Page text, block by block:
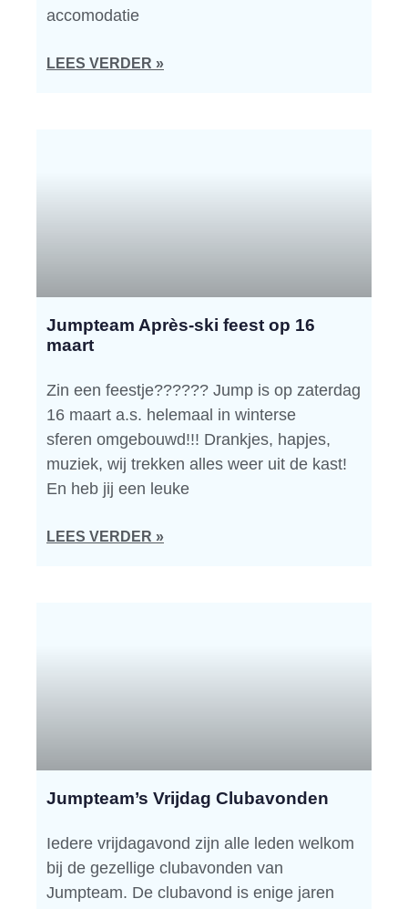
accomodatie
LEES VERDER »
Jumpteam Après-ski feest op 16
maart
Zin een feestje?????? Jump is op zaterdag
16 maart a.s. helemaal in winterse
sferen omgebouwd!!! Drankjes, hapjes,
muziek, wij trekken alles weer uit de kast!
En heb jij een leuke
LEES VERDER »
Jumpteam’s Vrijdag Clubavonden
Iedere vrijdagavond zijn alle leden welkom
bij de gezellige clubavonden van
Jumpteam. De clubavond is enige jaren